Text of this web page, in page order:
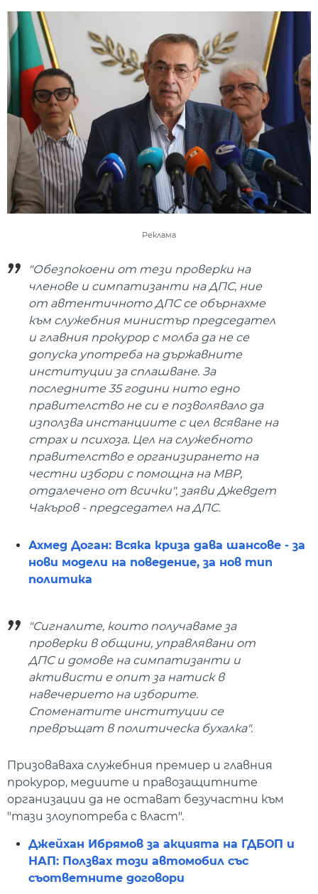
Реклама
"Обезпокоени от тези проверки на
членове и симпатизанти на ДПС, ние
от автентичното ДПС се обърнахме
към служебния министър председател
и главния прокурор с молба да не се
допуска употреба на държавните
институции за сплашване. За
последните 35 години нито едно
правителство не си е позволявало да
използва инстанциите с цел всяване на
страх и психоза. Цел на служебното
правителство е организирането на
честни избори с помощна на МВР,
отдалечено от всички", заяви Джевдет
Чакъров - председател на ДПС.
Ахмед Доган: Всяка криза дава шансове - за
нови модели на поведение, за нов тип
политика
"Сигналите, които получаваме за
проверки в общини, управлявани от
ДПС и домове на симпатизанти и
активисти е опит за натиск в
навечерието на изборите.
Споменатите институции се
превръщат в политическа бухалка".
Призоваваха служебния премиер и главния
прокурор, медиите и правозащитните
организации да не остават безучастни към
"тази злоупотреба с власт".
Джейхан Ибрямов за акцията на ГДБОП и
НАП: Ползвах този автомобил със
съответните договори